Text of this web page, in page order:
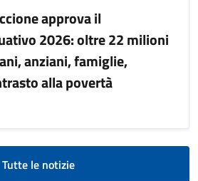
approva il
2026: oltre 22 milioni
anziani, famiglie,
alla povertà
Tutte le notizie